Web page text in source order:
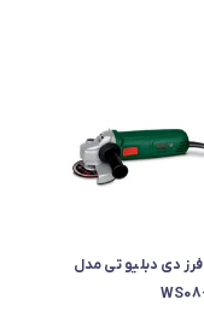
دی دبلیو تی مدل